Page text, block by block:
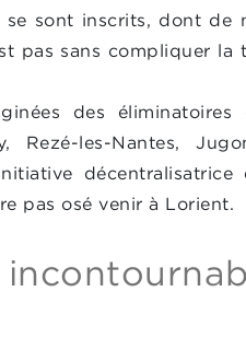
sont inscrits, dont de
pas sans compliquer la
des
Rezé-les-Nantes,
décentralisatrice
pas osé venir à Lorient.